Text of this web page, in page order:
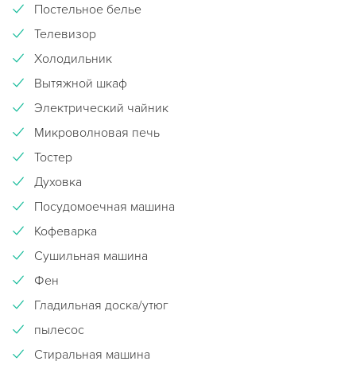
Постельное белье
Телевизор
Холодильник
Вытяжной шкаф
Электрический чайник
Микроволновая печь
Тостер
Духовка
Посудомоечная машина
Кофеварка
Сушильная машина
Фен
Гладильная доска/утюг
пылесос
Стиральная машина